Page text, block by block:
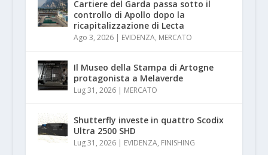
Cartiere del Garda passa sotto il
controllo di Apollo dopo la
ricapitalizzazione di Lecta
Ago 3, 2026| EVIDENZA, MERCATO
Il Museo della Stampa di Artogne
protagonista a Melaverde
Lug 31, 2026| MERCATO
Shutterfly investe in quattro Scodix
Ultra 2500 SHD
Lug 31, 2026| EVIDENZA, FINISHING